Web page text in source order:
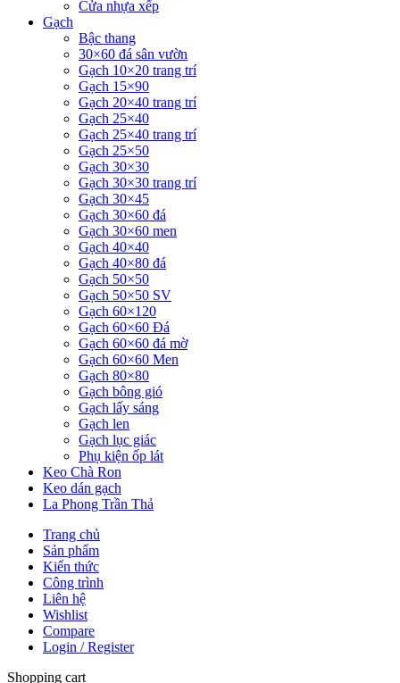
Cửa nhựa xếp
Gạch
Bậc thang
30×60 đá sân vườn
Gạch 10×20 trang trí
Gạch 15×90
Gạch 20×40 trang trí
Gạch 25×40
Gạch 25×40 trang trí
Gạch 25×50
Gạch 30×30
Gạch 30×30 trang trí
Gạch 30×45
Gạch 30×60 đá
Gạch 30×60 men
Gạch 40×40
Gạch 40×80 đá
Gạch 50×50
Gạch 50×50 SV
Gạch 60×120
Gạch 60×60 Đá
Gạch 60×60 đá mờ
Gạch 60×60 Men
Gạch 80×80
Gạch bông gió
Gạch lấy sáng
Gạch len
Gạch lục giác
Phụ kiện ốp lát
Keo Chà Ron
Keo dán gạch
La Phong Trần Thả
Trang chủ
Sản phẩm
Kiến thức
Công trình
Liên hệ
Wishlist
Compare
Login / Register
Shopping cart